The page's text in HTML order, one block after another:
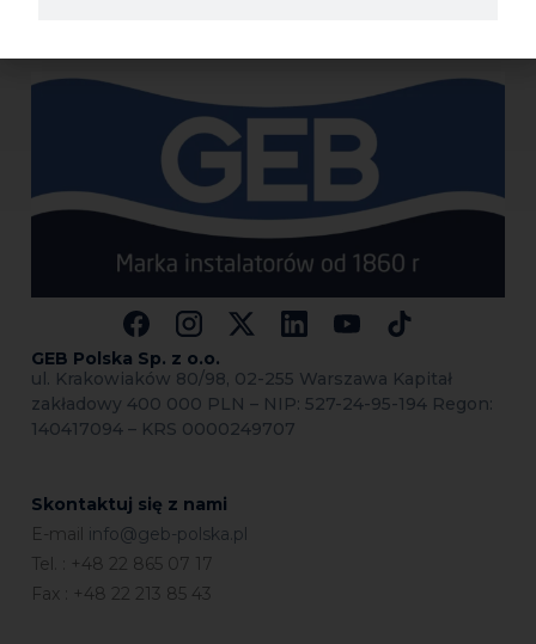
GEB Polska Sp. z o.o.
ul. Krakowiaków 80/98, 02-255 Warszawa Kapitał
zakładowy 400 000 PLN – NIP: 527-24-95-194 Regon:
140417094 – KRS 0000249707
Skontaktuj się z nami
E-mail info@geb-polska.pl
Tel. : +48 22 865 07 17
Fax : +48 22 213 85 43